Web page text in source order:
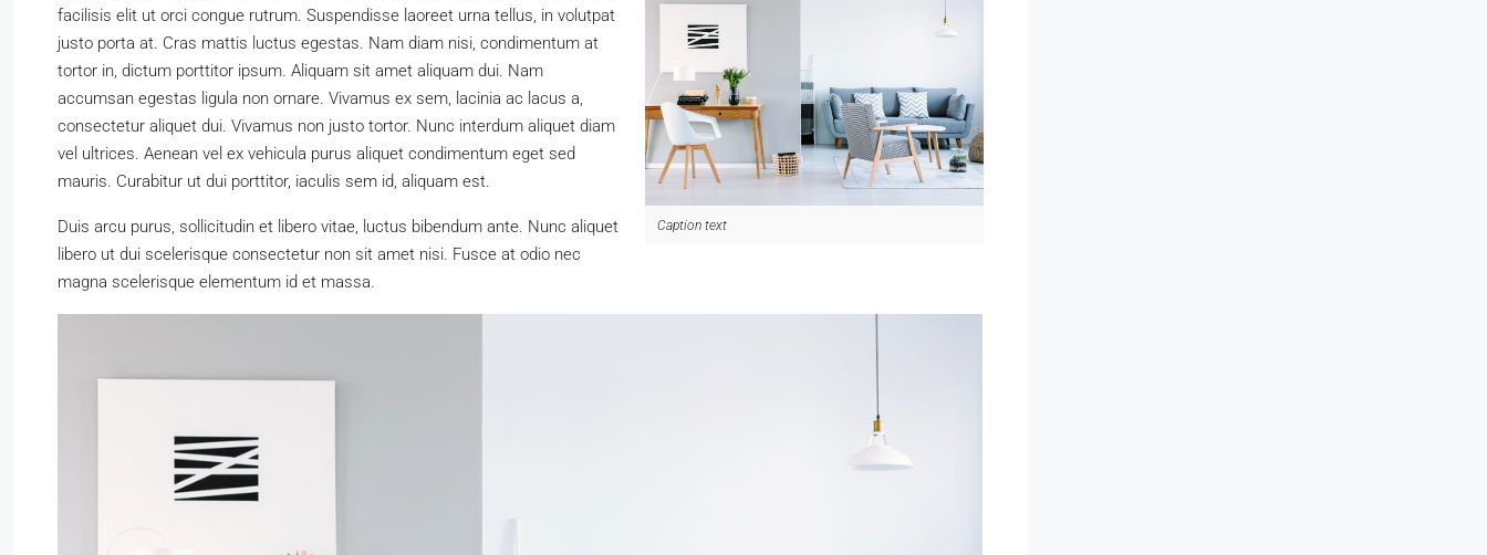
Caption text
facilisis elit ut orci congue rutrum. Suspendisse laoreet urna tellus, in volutpat
justo porta at. Cras mattis luctus egestas. Nam diam nisi, condimentum at
tortor in, dictum porttitor ipsum. Aliquam sit amet aliquam dui. Nam
accumsan egestas ligula non ornare. Vivamus ex sem, lacinia ac lacus a,
consectetur aliquet dui. Vivamus non justo tortor. Nunc interdum aliquet diam
vel ultrices. Aenean vel ex vehicula purus aliquet condimentum eget sed
mauris. Curabitur ut dui porttitor, iaculis sem id, aliquam est.
Duis arcu purus, sollicitudin et libero vitae, luctus bibendum ante. Nunc aliquet
libero ut dui scelerisque consectetur non sit amet nisi. Fusce at odio nec
magna scelerisque elementum id et massa.